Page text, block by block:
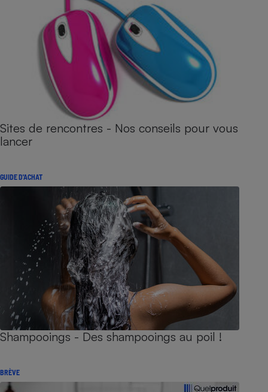
Sites de rencontres - Nos conseils pour vous
lancer
GUIDE D'ACHAT
Shampooings - Des shampooings au poil !
BRÈVE